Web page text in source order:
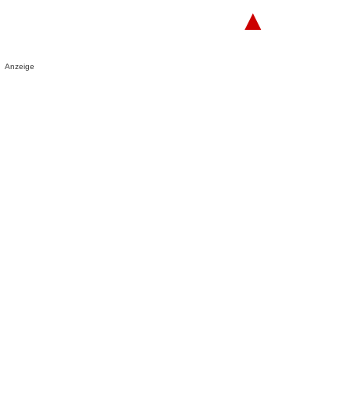
▲
Anzeige